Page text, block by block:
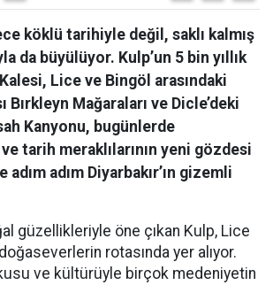
köklü tarihiyle değil, saklı kalmış
da büyülüyor. Kulp’un 5 bin yıllık
Lice ve Bingöl arasındaki
Bırkleyn Mağaraları ve Dicle’deki
Kanyonu, bugünlerde
tarih meraklılarının yeni gözdesi
adım Diyarbakır’ın gizemli
güzellikleriyle öne çıkan Kulp, Lice
rotasında yer alıyor.
ve kültürüyle birçok medeniyetin